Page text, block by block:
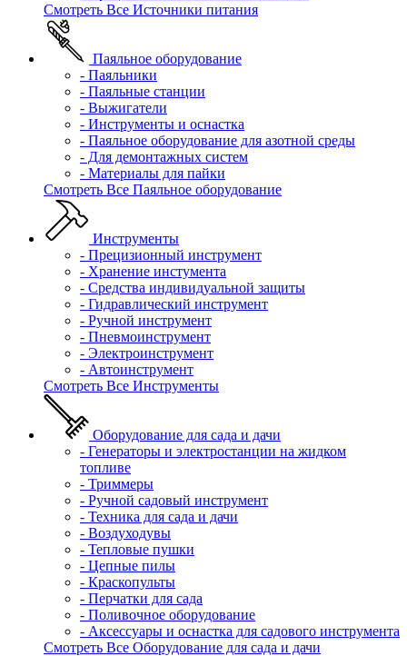
Смотреть Все Источники питания
Паяльное оборудование
- Паяльники
- Паяльные станции
- Выжигатели
- Инструменты и оснастка
- Паяльное оборудование для азотной среды
- Для демонтажных систем
- Материалы для пайки
Смотреть Все Паяльное оборудование
Инструменты
- Прецизионный инструмент
- Хранение инстумента
- Средства индивидуальной защиты
- Гидравлический инструмент
- Ручной инструмент
- Пневмоинструмент
- Электроинструмент
- Автоинструмент
Смотреть Все Инструменты
Оборудование для сада и дачи
- Генераторы и электростанции на жидком
топливе
- Триммеры
- Ручной садовый инструмент
- Техника для сада и дачи
- Воздуходувы
- Тепловые пушки
- Цепные пилы
- Краскопульты
- Перчатки для сада
- Поливочное оборудование
- Аксессуары и оснастка для садового инструмента
Смотреть Все Оборудование для сада и дачи